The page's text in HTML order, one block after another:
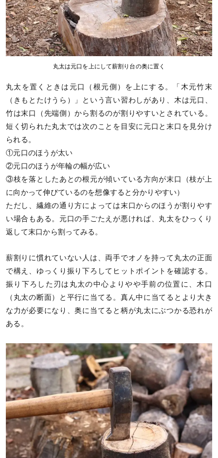
丸太は元口を上にして薪割り台の奥に置く
丸太を置くときは元口（根元側）を上にする。「木元竹末
（きもとたけうら）」という言い習わしがあり、木は元口、
竹は末口（先端側）から割るのが割りやすいとされている。
短く切られた丸太では次のことを目安に元口と末口を見分け
られる。
①元口のほうが太い
②元口のほうが年輪の幅が広い
③枝を落としたあとの根元が傾いている方向が末口（枝が上
に向かって伸びているのを想像すると分かりやすい）
ただし、繊維の通り方によっては末口からのほうが割りやす
い場合もある。元口の手ごたえが悪ければ、丸太をひっくり
返して末口から割ってみる。
薪割りに慣れていない人は、両手でオノを持って丸太の正面
で構え、ゆっくり振り下ろしてヒットポイントを確認する。
振り下ろした刃は丸太の中心よりやや手前の位置に、木口
（丸太の断面）と平行に当てる。真ん中に当てるとより大き
な力が必要になり、奥に当てると柄が丸太にぶつかる恐れが
ある。